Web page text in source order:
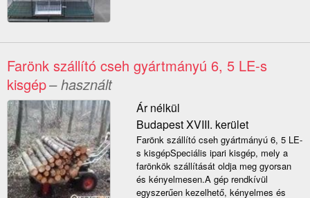
Farönk szállító cseh gyártmányú 6, 5 LE-s
kisgép– használt
Ár nélkül
Budapest XVIII. kerület
Farönk szállító cseh gyártmányú 6, 5 LE-
s kisgépSpeciális ipari kisgép, mely a
farönkök szállítását oldja meg gyorsan
és kényelmesen.A gép rendkívül
egyszerűen kezelhető, kényelmes és